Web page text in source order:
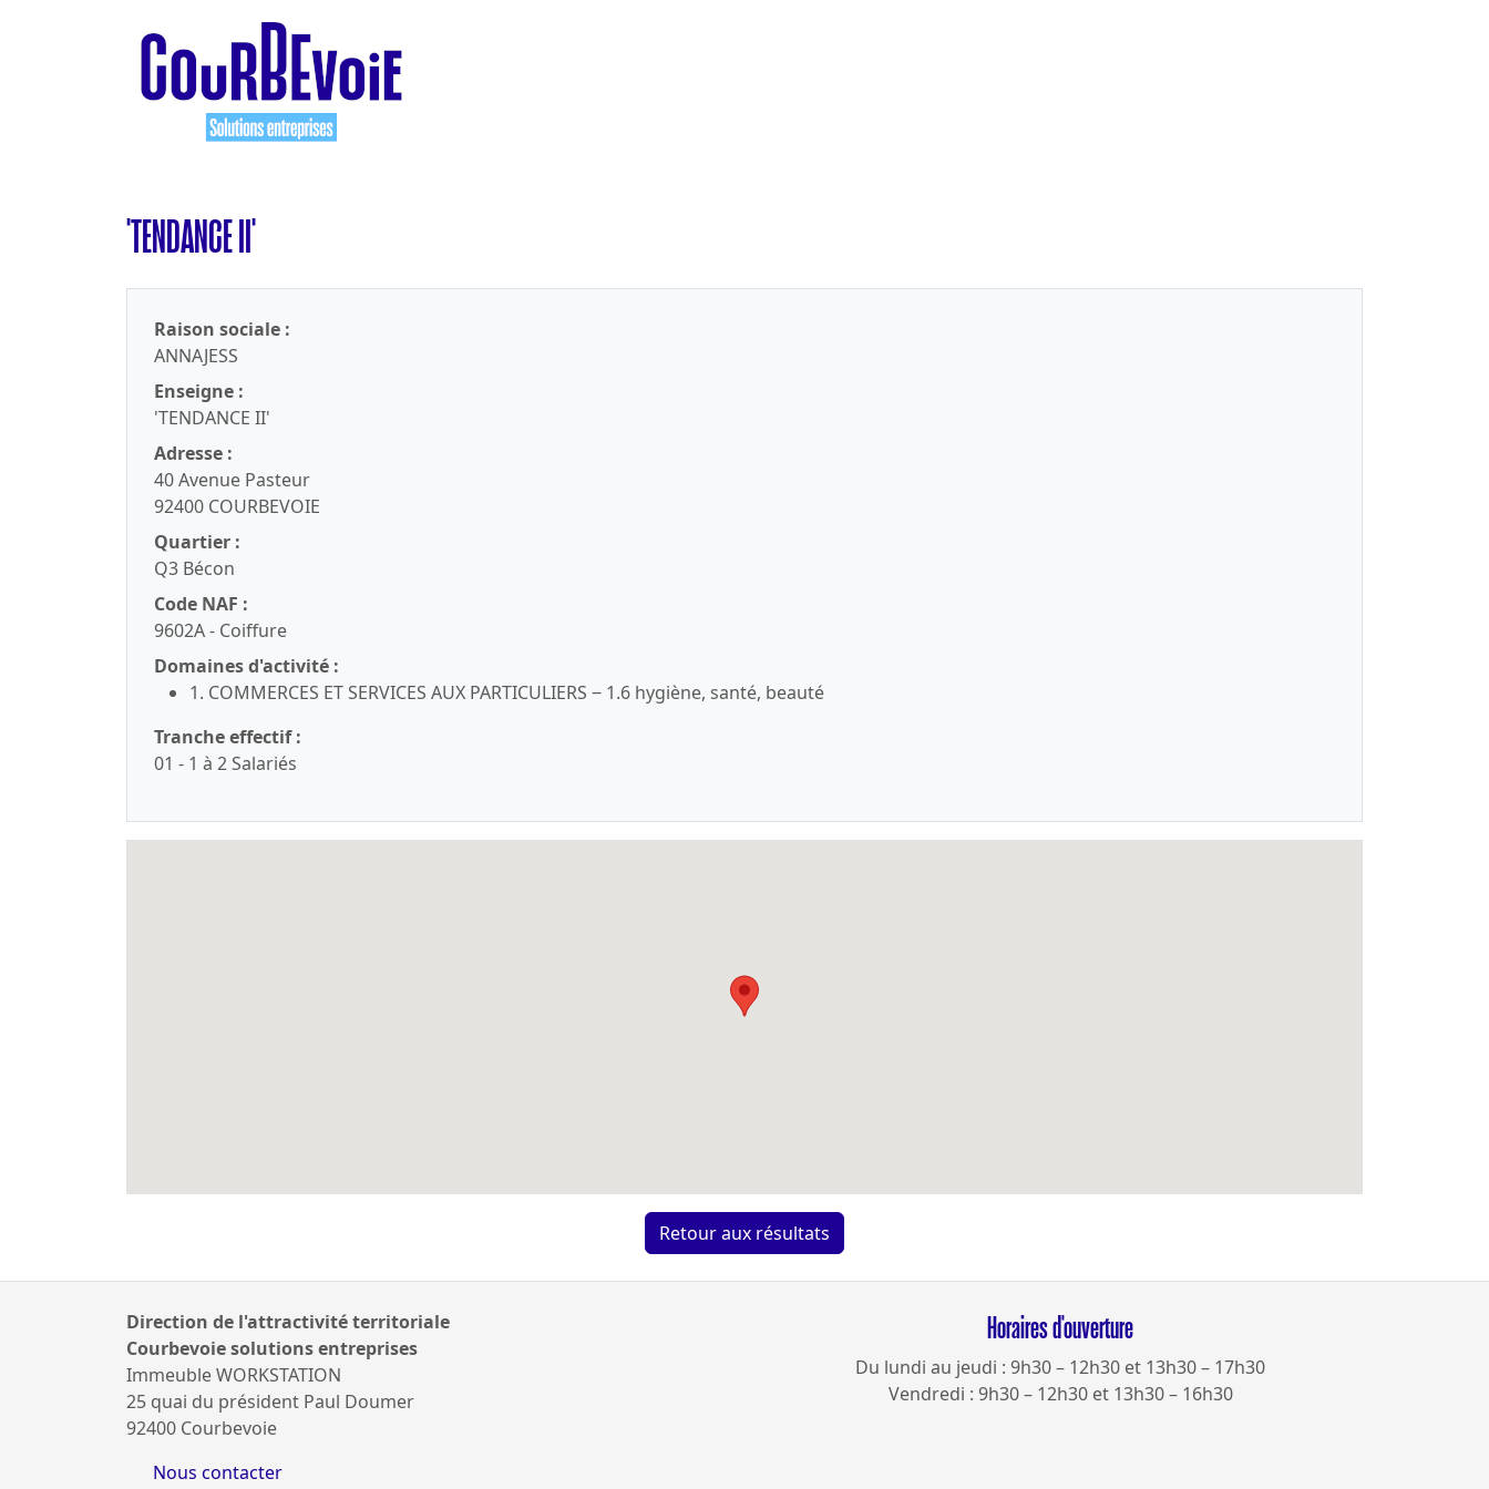
'TENDANCE II'
Raison sociale :
ANNAJESS
Enseigne :
'TENDANCE II'
Adresse :
40 Avenue Pasteur
92400 COURBEVOIE
Quartier :
Q3 Bécon
Code NAF :
9602A - Coiffure
Domaines d'activité :
1. COMMERCES ET SERVICES AUX PARTICULIERS ‒ 1.6 hygiène, santé, beauté
Tranche effectif :
01 - 1 à 2 Salariés
Retour aux résultats
Direction de l'attractivité territoriale
Courbevoie solutions entreprises
Immeuble WORKSTATION
25 quai du président Paul Doumer
92400 Courbevoie
Nous contacter
Horaires d'ouverture
Du lundi au jeudi : 9h30 – 12h30 et 13h30 – 17h30
Vendredi : 9h30 – 12h30 et 13h30 – 16h30